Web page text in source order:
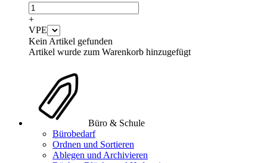
+
VPE
Kein Artikel gefunden
Artikel wurde zum Warenkorb hinzugefügt
Büro & Schule
Bürobedarf
Ordnen und Sortieren
Ablegen und Archivieren